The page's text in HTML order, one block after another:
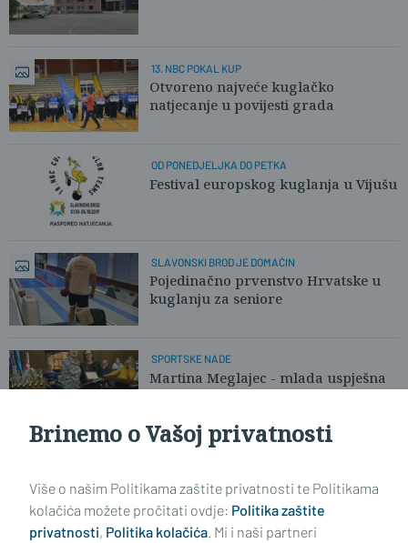
13. NBC POKAL KUP
Otvoreno najveće kuglačko
natjecanje u povijesti grada
OD PONEDJELJKA DO PETKA
Festival europskog kuglanja u Vijušu
SLAVONSKI BROD JE DOMAĆIN
Pojedinačno prvenstvo Hrvatske u
kuglanju za seniore
SPORTSKE NADE
Martina Meglajec - mlada uspješna
kuglačica
Brinemo o Vašoj privatnosti
Više o našim Politikama zaštite privatnosti te Politikama
kolačića možete pročitati ovdje: Politika zaštite
privatnosti, Politika kolačića. Mi i naši partneri